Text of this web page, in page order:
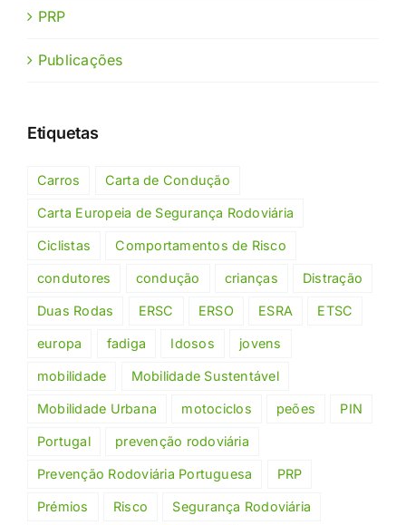
PRP
Publicações
Etiquetas
Carros Carta de Condução
Carta Europeia de Segurança Rodoviária
Ciclistas Comportamentos de Risco
condutores condução crianças Distração
Duas Rodas ERSC ERSO ESRA ETSC
europa fadiga Idosos jovens
mobilidade Mobilidade Sustentável
Mobilidade Urbana motociclos peões PIN
Portugal prevenção rodoviária
Prevenção Rodoviária Portuguesa PRP
Prémios Risco Segurança Rodoviária